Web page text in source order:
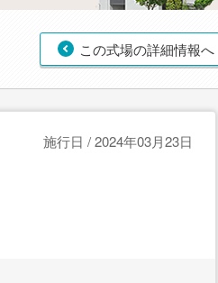
この式場の詳細情報へ
施行日 / 2024年03月23日